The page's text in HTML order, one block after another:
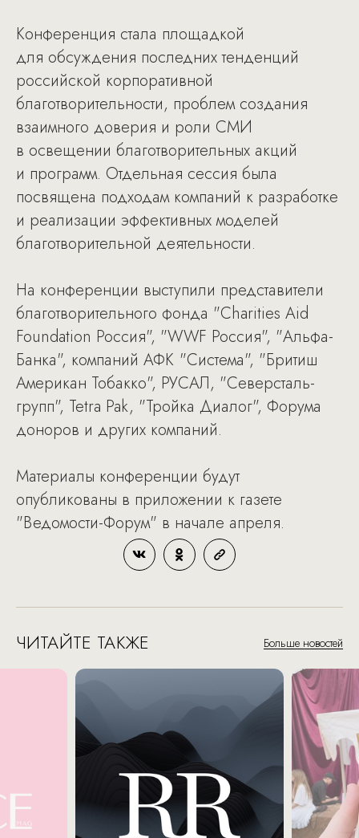
Конференция стала площадкой
для обсуждения последних тенденций
российской корпоративной
благотворительности, проблем создания
взаимного доверия и роли СМИ
в освещении благотворительных акций
и программ. Отдельная сессия была
посвящена подходам компаний к разработке
и реализации эффективных моделей
благотворительной деятельности.
На конференции выступили представители
благотворительного фонда "Charities Aid
Foundation Россия", "WWF Россия", "Альфа-
Банка", компаний АФК "Система", "Бритиш
Американ Тобакко", РУСАЛ, "Северсталь-
групп", Tetra Pak, "Тройка Диалог", Форума
доноров и других компаний.
Материалы конференции будут
опубликованы в приложении к газете
"Ведомости-Форум" в начале апреля.
ЧИТАЙТЕ ТАКЖЕ Больше новостей